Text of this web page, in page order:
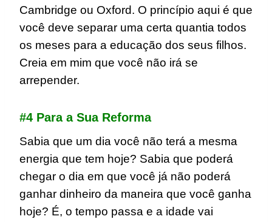
Cambridge ou Oxford. O princípio aqui é que
você deve separar uma certa quantia todos
os meses para a educação dos seus filhos.
Creia em mim que você não irá se
arrepender.
#4 Para a Sua Reforma
Sabia que um dia você não terá a mesma
energia que tem hoje? Sabia que poderá
chegar o dia em que você já não poderá
ganhar dinheiro da maneira que você ganha
hoje? É, o tempo passa e a idade vai